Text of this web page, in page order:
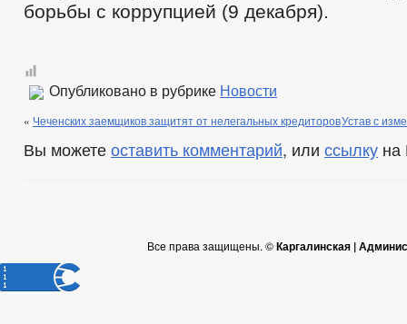
борьбы с коррупцией (9 декабря).
Опубликовано в рубрике Новости
« Чеченских заемщиков защитят от нелегальных кредиторовУстав с
Вы можете оставить комментарий, или ссылку на
Все права защищены. ©Каргалинская |